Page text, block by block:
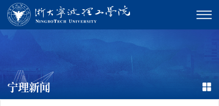
宁理新闻